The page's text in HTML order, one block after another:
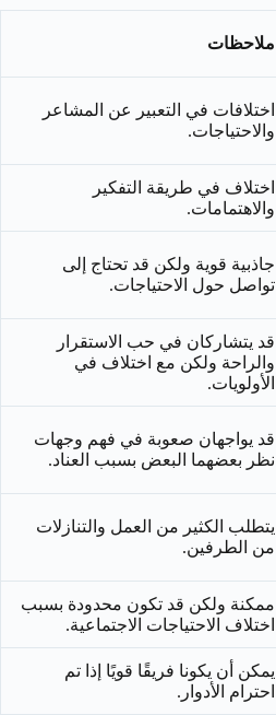
ملاحظات
اختلافات في التعبير عن المشاعر
والاحتياجات.
اختلاف في طريقة التفكير
والاهتمامات.
جاذبية قوية ولكن قد تحتاج إلى
تواصل حول الاحتياجات.
قد يتشاركان في حب الاستقرار
والراحة ولكن مع اختلاف في
الأولويات.
قد يواجهان صعوبة في فهم وجهات
نظر بعضهما البعض بسبب العناد.
يتطلب الكثير من العمل والتنازلات
من الطرفين.
ممكنة ولكن قد تكون محدودة بسبب
اختلاف الاحتياجات الاجتماعية.
يمكن أن يكونا فريقًا قويًا إذا تم
احترام الأدوار.